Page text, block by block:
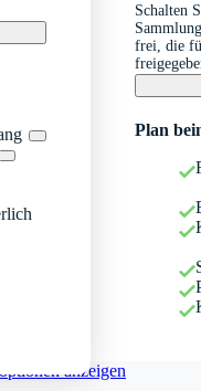
Schalten
frei, die
Plan
anzeigen